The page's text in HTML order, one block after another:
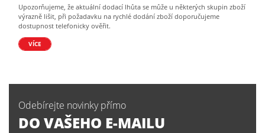
Upozorňujeme, že aktuální dodací lhůta se může u některých skupin zboží
výrazně lišit, při požadavku na rychlé dodání zboží doporučujeme
dostupnost telefonicky ověřit.
VÍCE
Odebírejte novinky přímo
DO VAŠEHO E-MAILU